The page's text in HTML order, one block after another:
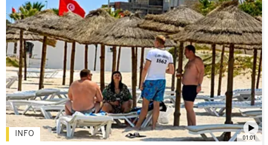
01:01
INFO